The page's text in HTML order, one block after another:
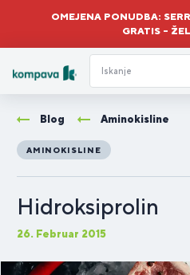
OMEJENA PONUDBA:
GRATIS –
Blog Aminokisline
AMINOKISLINE
Hidroksiprolin
26. Februar 2015